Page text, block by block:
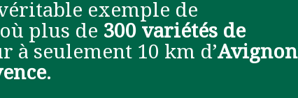
exemple de
plus de 300 variétés de
à seulement 10 km d’Avignon
.